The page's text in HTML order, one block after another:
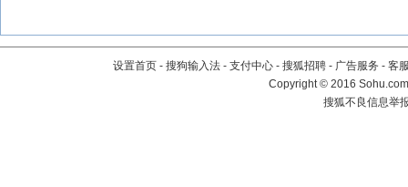
设置首页 - 搜狗输入法 - 支付中心 - 搜狐招聘 - 广告服务 - 客
Copyright©2016
搜狐不良信息举